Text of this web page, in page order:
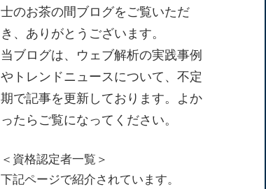
士のお茶の間ブログをご覧いただ
き、ありがとうございます。
当ブログは、ウェブ解析の実践事例
やトレンドニュースについて、不定
期で記事を更新しております。よか
ったらご覧になってください。
＜資格認定者一覧＞
下記ページで紹介されています。